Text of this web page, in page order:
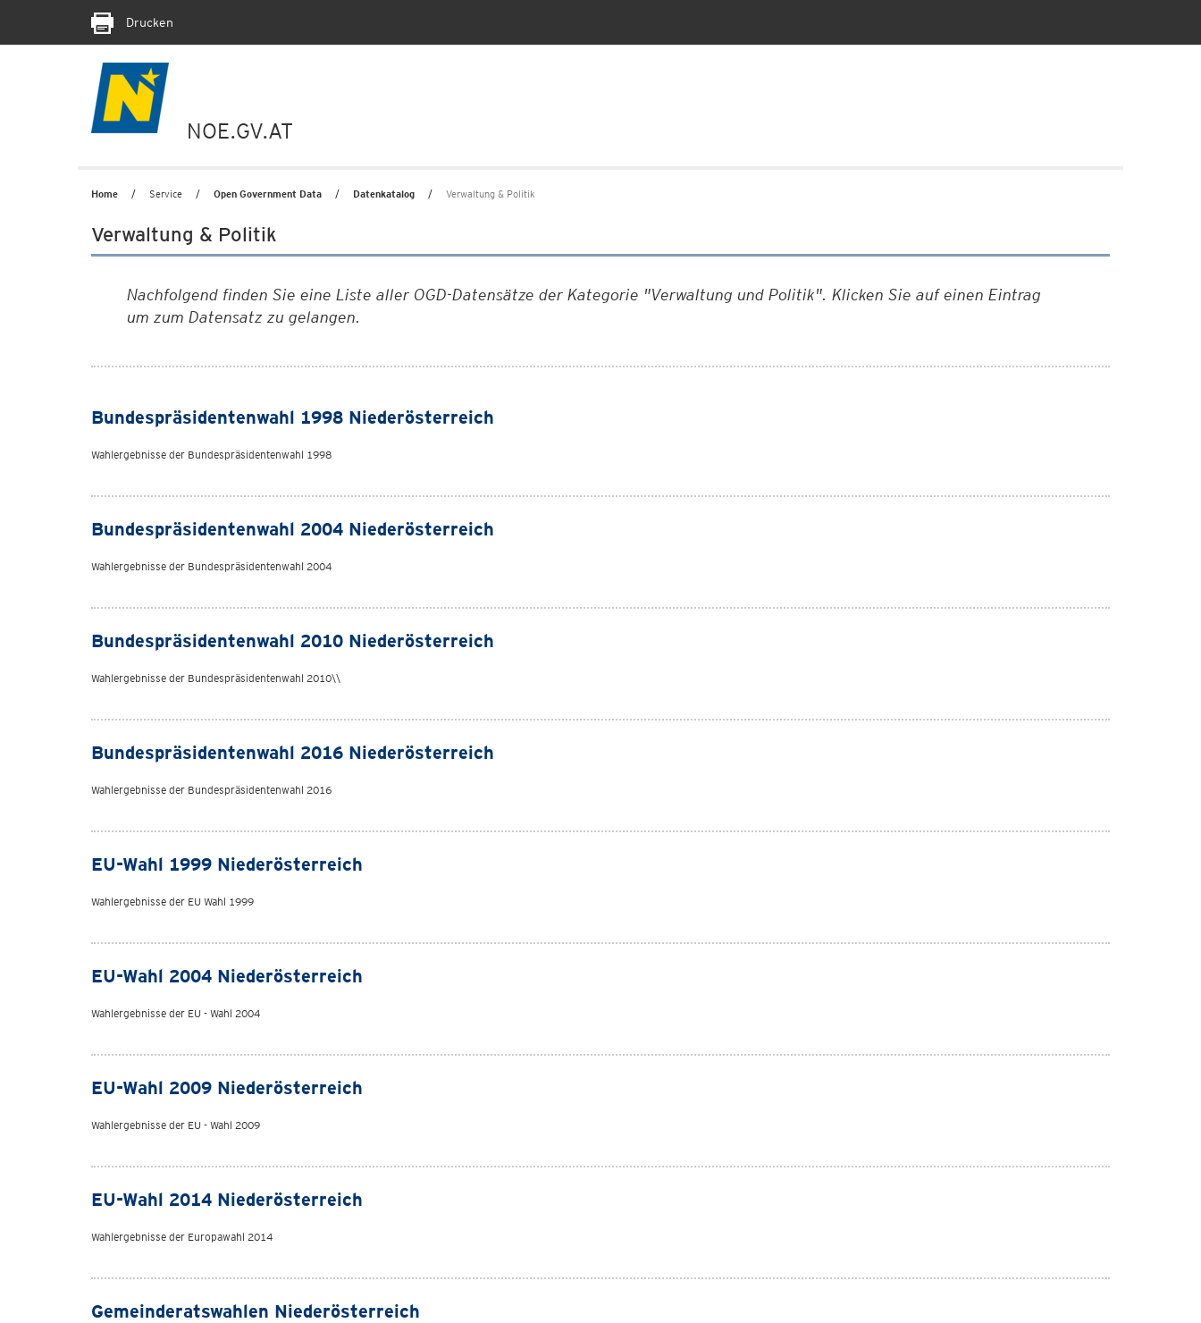
Drucken
NOE.GV.AT
Home Service Open Government Data Datenkatalog Verwaltung & Politik
Verwaltung & Politik
Nachfolgend finden Sie eine Liste aller OGD-Datensätze der Kategorie "Verwaltung und Politik". Klicken Sie auf einen Eintrag
um zum Datensatz zu gelangen.
Bundespräsidentenwahl 1998 Niederösterreich
Wahlergebnisse der Bundespräsidentenwahl 1998
Bundespräsidentenwahl 2004 Niederösterreich
Wahlergebnisse der Bundespräsidentenwahl 2004
Bundespräsidentenwahl 2010 Niederösterreich
Wahlergebnisse der Bundespräsidentenwahl 2010\\
Bundespräsidentenwahl 2016 Niederösterreich
Wahlergebnisse der Bundespräsidentenwahl 2016
EU-Wahl 1999 Niederösterreich
Wahlergebnisse der EU Wahl 1999
EU-Wahl 2004 Niederösterreich
Wahlergebnisse der EU - Wahl 2004
EU-Wahl 2009 Niederösterreich
Wahlergebnisse der EU - Wahl 2009
EU-Wahl 2014 Niederösterreich
Wahlergebnisse der Europawahl 2014
Gemeinderatswahlen Niederösterreich